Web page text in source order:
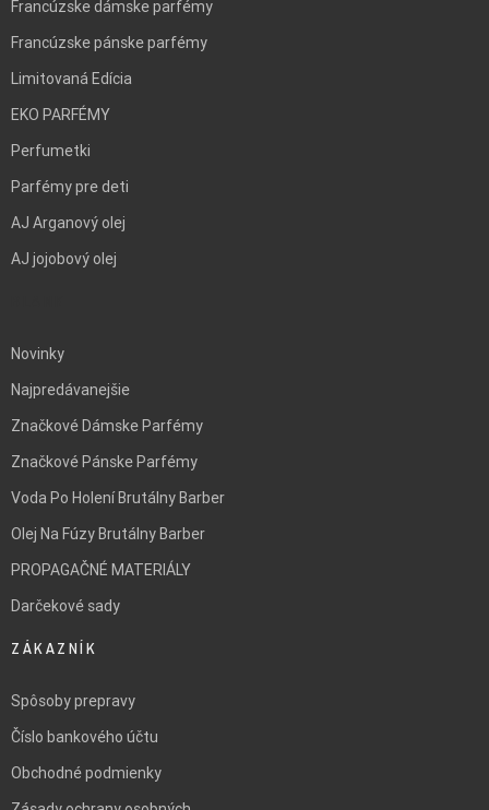
Francúzske dámske parfémy
Francúzske pánske parfémy
Limitovaná Edícia
EKO PARFÉMY
Perfumetki
Parfémy pre deti
AJ Arganový olej
AJ jojobový olej
Novinky
Najpredávanejšie
Značkové Dámske Parfémy
Značkové Pánske Parfémy
Voda Po Holení Brutálny Barber
Olej Na Fúzy Brutálny Barber
PROPAGAČNÉ MATERIÁLY
Darčekové sady
ZÁKAZNÍK
Spôsoby prepravy
Číslo bankového účtu
Obchodné podmienky